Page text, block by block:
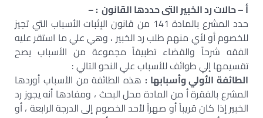
أ – حالات رد الخبير التى حددها القانون : –
حدد المشرع بالمادة 141 من قانون الإثبات الأسباب التي تجيز
للخصوم أو لأي منهم طلب رد الخبير ، وهي علي ما استقر عليه
الفقه شرحاً والقضاء تطبيقاً مجموعة من الأسباب يصح
تقسيمها إلي طوائف للأسباب علي النحو التالي :
الطائفة الأولي وأسبابها : هذه الطائفة من الأسباب أوردها
المشرع بالفقرة أ من المادة محل البحث ، ومفادها أنه يجوز رد
الخبير إذا كان قريباً أو صهراً لأحد الخصوم إلى الدرجة الرابعة ، أو